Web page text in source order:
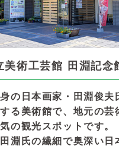
美術工芸館 田淵記念
の日本画家・田淵俊夫
る美術館で、地元の芸
の観光スポットです。
淵氏の繊細で奥深い日